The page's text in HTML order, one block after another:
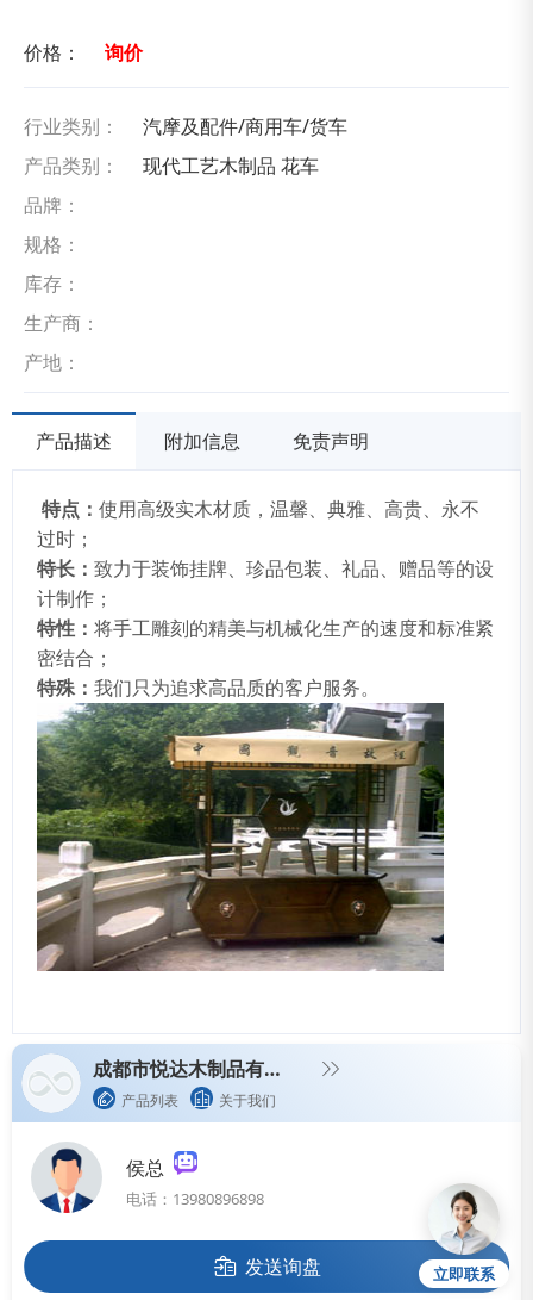
价格： 询价
行业类别：
汽摩及配件/商用车/货车
产品类别：
现代工艺木制品 花车
品牌：
规格：
库存：
生产商：
产地：
产品描述 附加信息 免责声明
特点： 使用高级实木材质，温馨、典雅、高贵、永不
过时；
特长： 致力于装饰挂牌、珍品包装、礼品、赠品等的设
计制作；
特性： 将手工雕刻的精美与机械化生产的速度和标准紧
密结合；
特殊： 我们只为追求高品质的客户服务。
成都市悦达木制品有限公司
产品列表 关于我们
侯总
电话：13980896898
发送询盘 立即联系